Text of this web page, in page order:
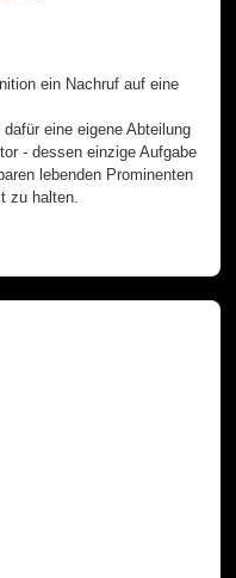
ein Nachruf auf eine
eine eigene Abteilung
- dessen einzige Aufgabe
lebenden Prominenten
zu halten.